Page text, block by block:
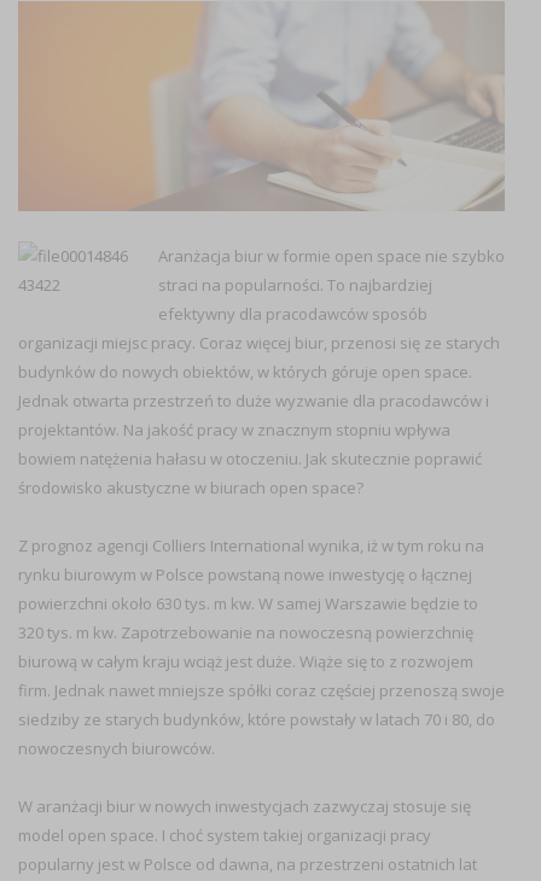
Aranżacja biur w formie open space nie szybko
straci na popularności. To najbardziej
efektywny dla pracodawców sposób
organizacji miejsc pracy. Coraz więcej biur, przenosi się ze starych
budynków do nowych obiektów, w których góruje open space.
Jednak otwarta przestrzeń to duże wyzwanie dla pracodawców i
projektantów. Na jakość pracy w znacznym stopniu wpływa
bowiem natężenia hałasu w otoczeniu. Jak skutecznie poprawić
środowisko akustyczne w biurach open space?
Z prognoz agencji Colliers International wynika, iż w tym roku na
rynku biurowym w Polsce powstaną nowe inwestycję o łącznej
powierzchni około 630 tys. m kw. W samej Warszawie będzie to
320 tys. m kw. Zapotrzebowanie na nowoczesną powierzchnię
biurową w całym kraju wciąż jest duże. Wiąże się to z rozwojem
firm. Jednak nawet mniejsze spółki coraz częściej przenoszą swoje
siedziby ze starych budynków, które powstały w latach 70 i 80, do
nowoczesnych biurowców.
W aranżacji biur w nowych inwestycjach zazwyczaj stosuje się
model open space. I choć system takiej organizacji pracy
popularny jest w Polsce od dawna, na przestrzeni ostatnich lat